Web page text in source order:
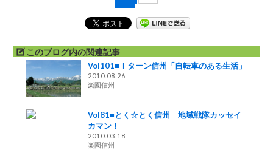
このブログ内の関連記事
Vol101■Ｉターン信州「自転車のある生活」
2010.08.26
楽園信州
Vol81■とく☆とく信州 地域戦隊カッセイ
カマン！
2010.03.18
楽園信州